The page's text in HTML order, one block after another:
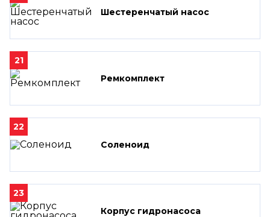
Шестеренчатый насос
21
Ремкомплект
22
Соленоид
23
Корпус гидронасоса